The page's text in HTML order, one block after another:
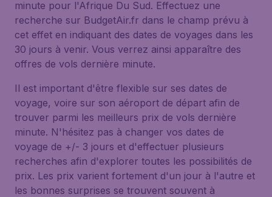
minute pour l'Afrique Du Sud. Effectuez une
recherche sur BudgetAir.fr dans le champ prévu à
cet effet en indiquant des dates de voyages dans les
30 jours à venir. Vous verrez ainsi apparaître des
offres de vols dernière minute.
Il est important d'être flexible sur ses dates de
voyage, voire sur son aéroport de départ afin de
trouver parmi les meilleurs prix de vols dernière
minute. N'hésitez pas à changer vos dates de
voyage de +/- 3 jours et d'effectuer plusieurs
recherches afin d'explorer toutes les possibilités de
prix. Les prix varient fortement d'un jour à l'autre et
les bonnes surprises se trouvent souvent à